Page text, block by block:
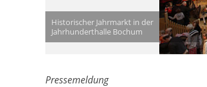
Historischer Jahrmarkt in der
Jahrhunderthalle Bochum
Pressemeldung